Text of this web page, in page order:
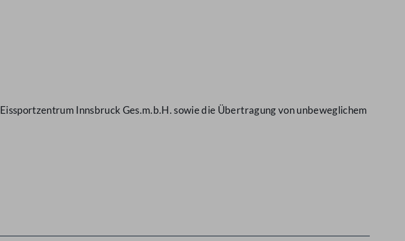
Innsbruck Ges.m.b.H. sowie die Übertragung von unbeweglichem